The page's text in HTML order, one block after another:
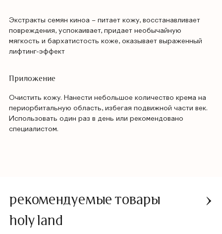
Экстракты семян киноа – питает кожу, восстанавливает
повреждения, успокаивает, придает необычайную
мягкость и бархатистость коже, оказывает выраженный
лифтинг-эффект
Приложение
Очистить кожу. Нанести небольшое количество крема на
периорбитальную область, избегая подвижной части век.
Использовать один раз в день или рекомендовано
специалистом.
рекомендуемые товары
holy land